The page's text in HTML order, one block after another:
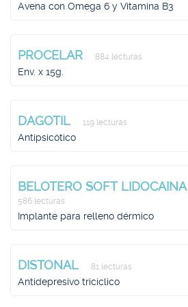
Avena con Omega 6 y Vitamina B3
PROCELAR 884 lecturas
Env. x 15g.
DAGOTIL 119 lecturas
Antipsicótico
BELOTERO SOFT LIDOCAINA
586 lecturas
Implante para relleno dérmico
DISTONAL 81 lecturas
Antidepresivo tricíclico